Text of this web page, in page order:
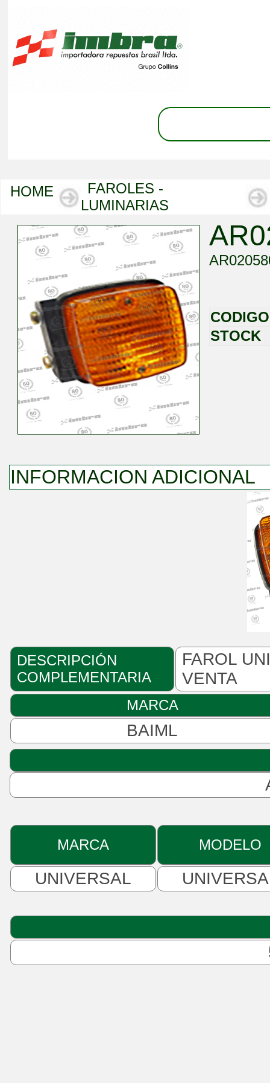
HOME
FAROLES -
LUMINARIAS
CODIGO
STOCK
INFORMACION ADICIONAL
DESCRIPCIÓN
COMPLEMENTARIA
FAROL
VENTA
MARCA
BAIML
MARCA MODELO
UNIVERSAL